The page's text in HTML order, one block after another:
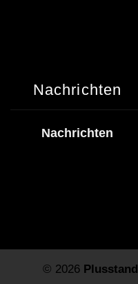
Nachrichten
Nachrichten
© 2026 Plusstand